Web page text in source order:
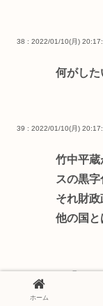
38 : 2022/01/10(月)
何がした
39 : 2022/01/10(月)
竹中平蔵
スの黒
それ財
他の国と
ホーム